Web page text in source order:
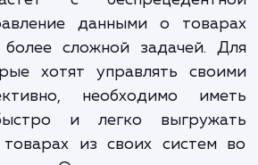
УСЛУГУ
мире, когда рынок
с
данными о
более сложной задачей.
хотят управлять